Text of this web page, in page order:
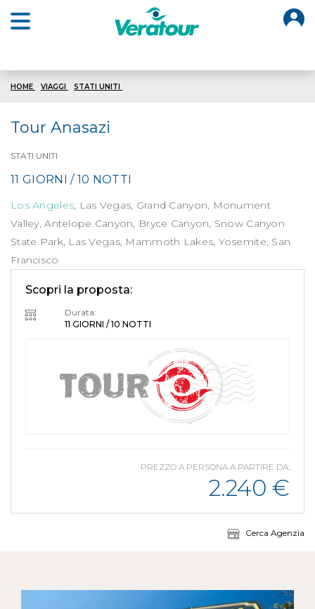
HOME VIAGGI STATI UNITI
Tour Anasazi
STATI UNITI
11 GIORNI / 10 NOTTI
Los Angeles, Las Vegas, Grand Canyon, Monument
Valley, Antelope Canyon, Bryce Canyon, Snow Canyon
State Park, Las Vegas, Mammoth Lakes, Yosemite, San
Francisco
Scopri la proposta:
Durata:
11 GIORNI / 10 NOTTI
PREZZO A PERSONA A PARTIRE DA:
2.240 €
Cerca Agenzia